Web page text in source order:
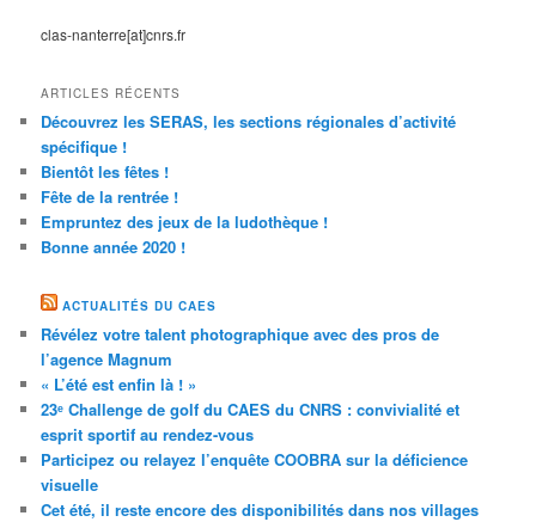
clas-nanterre[at]cnrs.fr
ARTICLES RÉCENTS
Découvrez les SERAS, les sections régionales d’activité
spécifique !
Bientôt les fêtes !
Fête de la rentrée !
Empruntez des jeux de la ludothèque !
Bonne année 2020 !
ACTUALITÉS DU CAES
Révélez votre talent photographique avec des pros de
l’agence Magnum
« L’été est enfin là ! »
23ᵉ Challenge de golf du CAES du CNRS : convivialité et
esprit sportif au rendez-vous
Participez ou relayez l’enquête COOBRA sur la déficience
visuelle
Cet été, il reste encore des disponibilités dans nos villages